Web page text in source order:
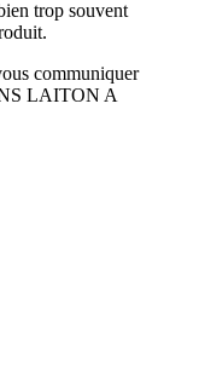
trop souvent
communiquer
LAITON A